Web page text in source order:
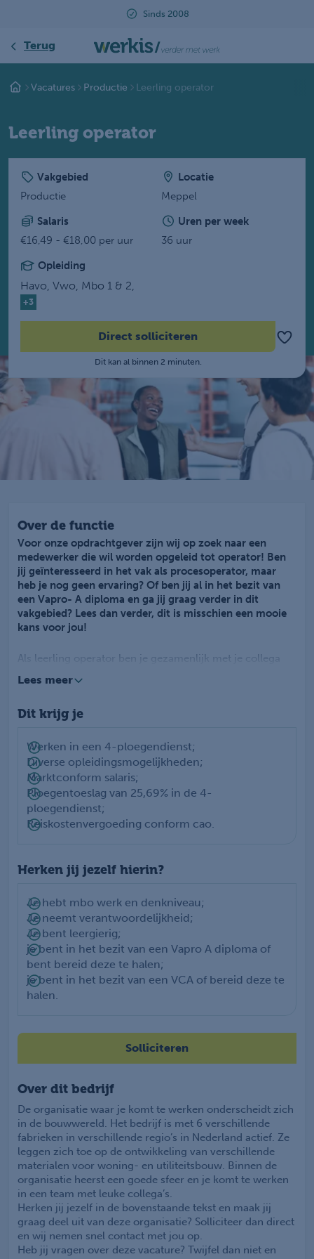
Terug
Vacatures Productie Leerling operator
Leerling operator
Vakgebied
Productie
Locatie
Meppel
Salaris
€16,49 - €18,00 per uur
Uren per week
36 uur
Opleiding
Havo, Vwo, Mbo 1 & 2,
+3
Direct solliciteren
Dit kan al binnen 2 minuten.
Over de functie
Voor onze opdrachtgever zijn wij op zoek naar een
medewerker die wil worden opgeleid tot operator! Ben
jij geïnteresseerd in het vak als procesoperator, maar
heb je nog geen ervaring? Of ben jij al in het bezit van
een Vapro- A diploma en ga jij graag verder in dit
vakgebied? Lees dan verder, dit is misschien een mooie
kans voor jou!
Als leerling operator ben je gezamenlijk met je collega
het productieproces, het signaleren en oplossen van
onderhoudswerkzaamheden en het rapporteren van het
samen met collega's en onderhoudt functionele
contacten met interne en externe partijen.
Lees meer
Dit krijg je
Werken in een 4-ploegendienst;
Diverse opleidingsmogelijkheden;
Marktconform salaris;
Ploegentoeslag van 25,69% in de 4-
ploegendienst;
Reiskostenvergoeding conform cao.
Herken jij jezelf hierin?
Je hebt mbo werk en denkniveau;
Je neemt verantwoordelijkheid;
Je bent leergierig;
je bent in het bezit van een Vapro A diploma of
bent bereid deze te halen;
je bent in het bezit van een VCA of bereid deze te
halen.
Solliciteren
Over dit bedrijf
De organisatie waar je komt te werken onderscheidt zich
in de bouwwereld. Het bedrijf is met 6 verschillende
fabrieken in verschillende regio’s in Nederland actief. Ze
leggen zich toe op de ontwikkeling van verschillende
materialen voor woning- en utiliteitsbouw. Binnen de
organisatie heerst een goede sfeer en je komt te werken
in een team met leuke collega’s.
Herken jij jezelf in de bovenstaande tekst en maak jij
graag deel uit van deze organisatie? Solliciteer dan direct
en wij nemen snel contact met jou op.
Heb jij vragen over deze vacature? Twijfel dan niet en